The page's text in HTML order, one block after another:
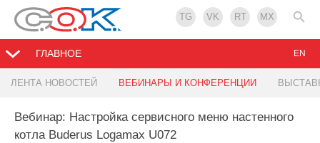
TG VK RT MX
ГЛАВНОЕ
ЛЕНТА НОВОСТЕЙ ВЕБИНАРЫ И КОНФЕРЕНЦИИ
EN
Вебинар: Настройка сервисного меню настенного
котла Buderus Logamax U072